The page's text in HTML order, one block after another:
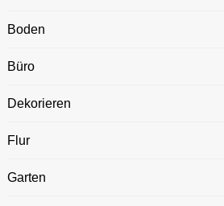
Boden
Büro
Dekorieren
Flur
Garten